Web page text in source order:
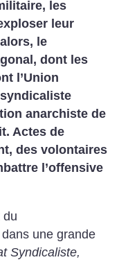
les
leur
le
dont les
l’Union
anarchiste de
Actes de
des volontaires
l’offensive
du
une grande
Syndicaliste,